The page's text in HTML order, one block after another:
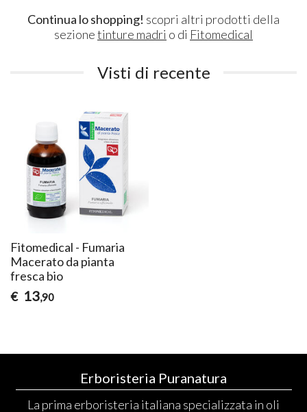
Continua lo shopping! scopri altri prodotti della
sezionetinture madri o di Fitomedical
Visti di recente
Fitomedical - Fumaria
Macerato da pianta
fresca bio
€ 13,90
Erboristeria Puranatura
La prima erboristeria italiana specializzata in oli